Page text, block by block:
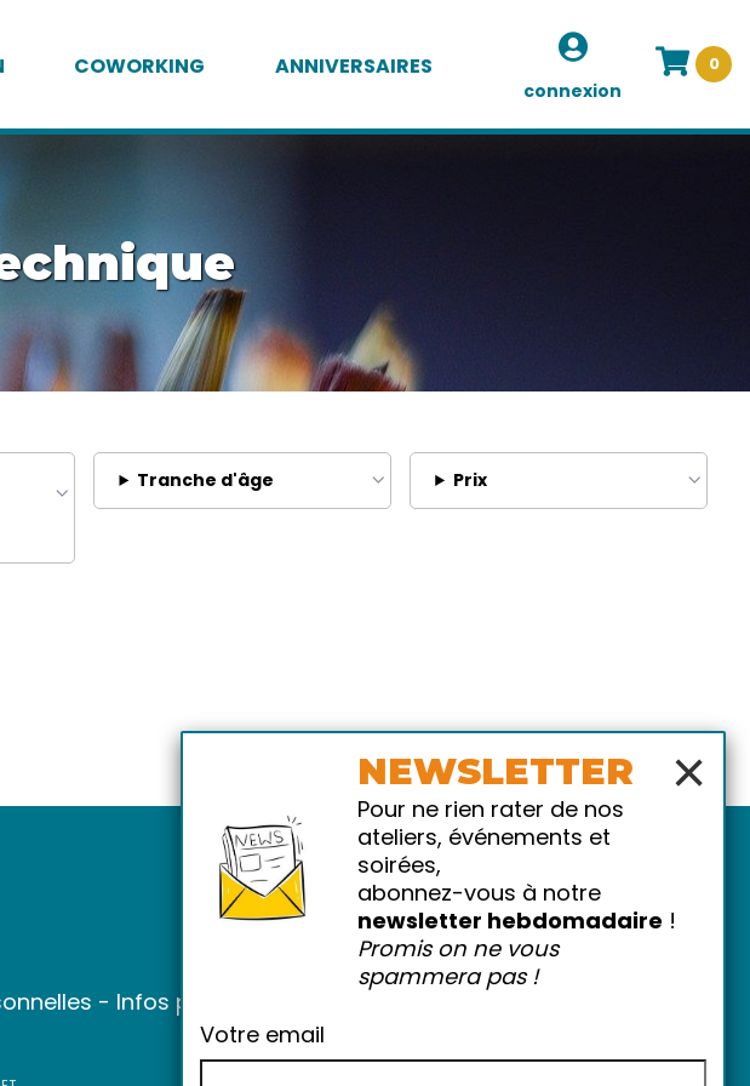
COWORKING ANNIVERSAIRES
connexion
0
Tranche d'âge Prix
- Infos pratiques
×
NEWSLETTER
Pour ne rien rater de nos
ateliers, événements et
soirées,
abonnez-vous à notre
newsletter hebdomadaire !
Promis on ne vous
spammera pas !
Votre email